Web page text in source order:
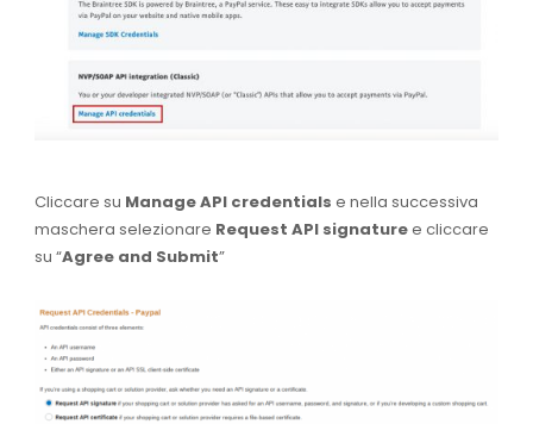
Cliccare su Manage API credentials e nella successiva
maschera selezionare Request API signaturee cliccare
su “Agree and Submit”